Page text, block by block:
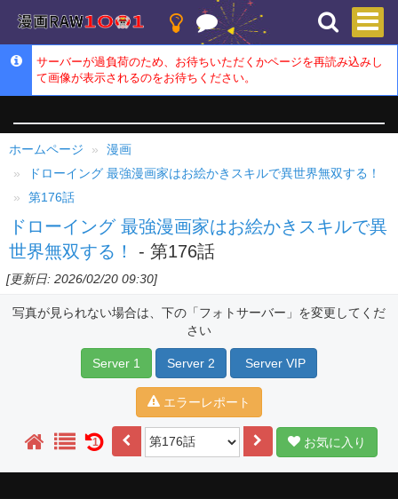
サーバーが過負荷のため、お待ちいただくかページを再読み込みし
て画像が表示されるのをお待ちください。
ホームページ
漫画
ドローイング 最強漫画家はお絵かきスキルで異世界無双する！
第176話
ドローイング 最強漫画家はお絵かきスキルで異
世界無双する！
- 第176話
[更新日: 2026/02/20 09:30]
写真が見られない場合は、下の「フォトサーバー」を変更してくだ
さい
Server 1 Server 2 Server VIP
エラーレポート
1 お気に入り